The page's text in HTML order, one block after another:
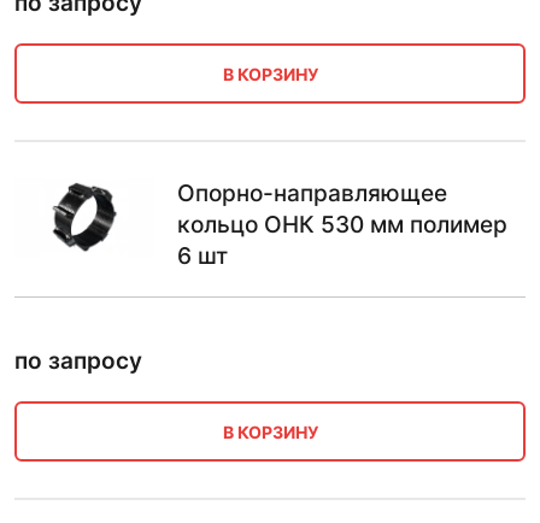
В КОРЗИНУ
Опорно-направляющее
кольцо ОНК 530 мм полимер
6 шт
по запросу
В КОРЗИНУ